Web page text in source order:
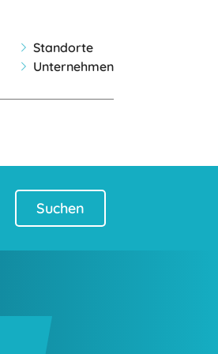
Standorte
Unternehmen
Suchen